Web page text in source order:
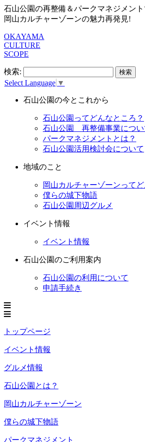
石山公園の再整備＆パークマネジメント
岡山カルチャーゾーンの魅力再発見!
OKAYAMA
CULTURE
SCOPE
検索:
Select Language ▼
石山公園の今とこれから
石山公園ってどんなところ？
石山公園 再整備事業につい
パークマネジメントとは？
石山公園活用検討会について
地域のこと
岡山カルチャーゾーンって
僕らの城下物語
石山公園周辺グルメ
イベント情報
イベント情報
石山公園のご利用案内
石山公園の利用について
申請手続き
トップページ
イベント情報
グルメ情報
石山公園とは？
岡山カルチャーゾーン
僕らの城下物語
パークマネジメント